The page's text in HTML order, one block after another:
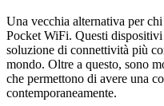
Una vecchia alternativa per
Pocket WiFi. Questi
soluzione di connettività più
mondo. Oltre a questo, sono
che permettono di avere una
contemporaneamente.